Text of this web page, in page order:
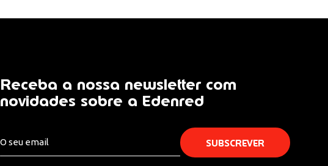
Receba a nossa newsletter com
novidades sobre a Edenred